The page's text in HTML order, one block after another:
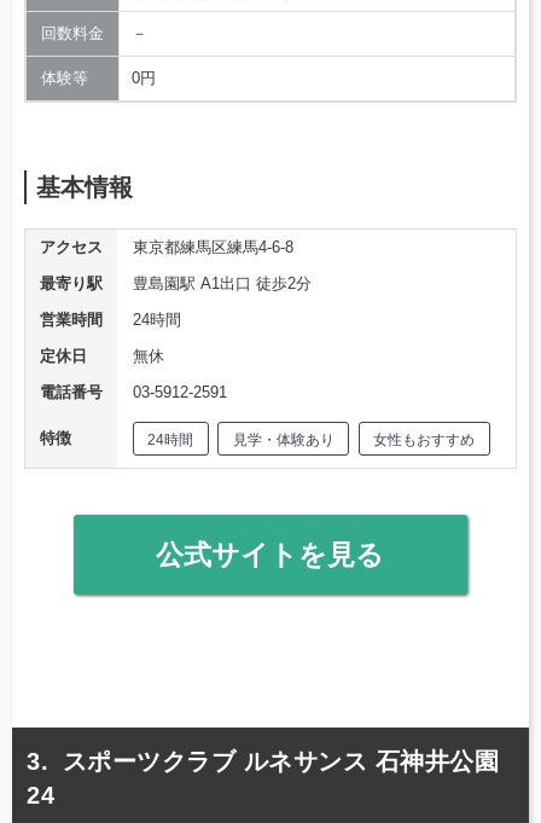
回数料金 －
体験等 0円
基本情報
アクセス
東京都練馬区練馬4-6-8
最寄り駅
豊島園駅 A1出口 徒歩2分
営業時間
24時間
定休日
無休
電話番号
03-5912-2591
特徴 24時間 見学・体験あり 女性もおすすめ
公式サイトを見る
スポーツクラブ ルネサンス 石神井公園
24